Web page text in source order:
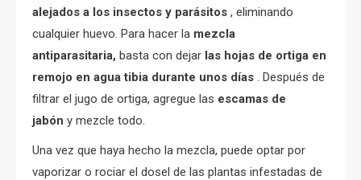
alejados a los insectos y parásitos , eliminando
cualquier huevo. Para hacer la mezcla
antiparasitaria, basta con dejar las hojas de ortiga en
remojo en agua tibia durante unos días . Después de
filtrar el jugo de ortiga, agregue las escamas de
jabón y mezcle todo.
Una vez que haya hecho la mezcla, puede optar por
vaporizar o rociar el dosel de las plantas infestadas de